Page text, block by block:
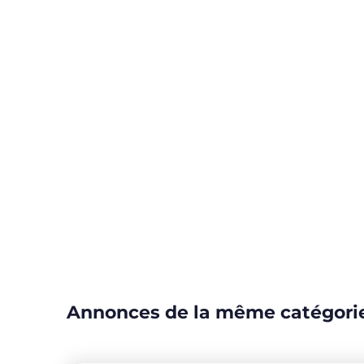
Annonces de la même